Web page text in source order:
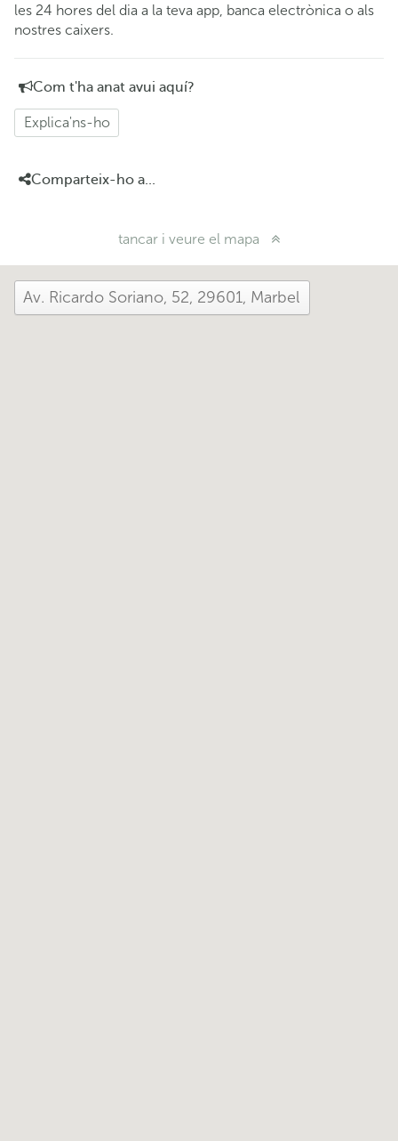
les 24 hores del dia a la teva app, banca electrònica o als
nostres caixers.
Com t'ha anat avui aquí?
Explica'ns-ho
Comparteix-ho a...
tancar i veure el mapa